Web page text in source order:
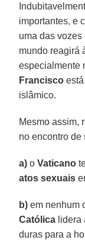
importantes, e
uma das
mundo reagirá
especialmente
Francisco
islâmico.
Mesmo assim,
no encontro de
a) oVaticano
atos sexuais
b) em nenhum
Católica
duras para a